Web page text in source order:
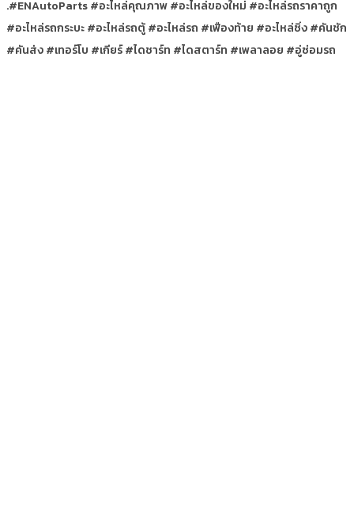
.#ENAutoParts #อะไหล่คุณภาพ #อะไหล่ของใหม่ #อะไหล่รถราคาถูก
#อะไหล่รถกระบะ #อะไหล่รถตู้ #อะไหล่รถ #เฟืองท้าย #อะไหล่ซิ่ง #คันชัก
#คันส่ง #เทอร์โบ #เกียร์ #ไดชาร์ท #ไดสตาร์ท #เพลาลอย #อู่ซ่อมรถ